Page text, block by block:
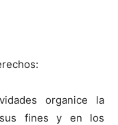
organice la
sus fines y en los